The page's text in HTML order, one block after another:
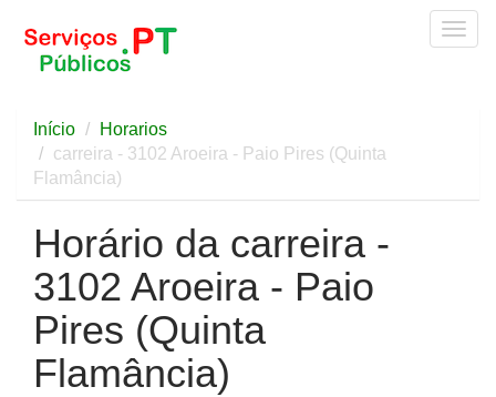
Início
Horarios
carreira - 3102 Aroeira - Paio Pires (Quinta
Flamância)
Horário da carreira -
3102 Aroeira - Paio
Pires (Quinta
Flamância)